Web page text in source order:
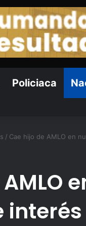
Policiaca
/ Cae hijo de AMLO en
interés